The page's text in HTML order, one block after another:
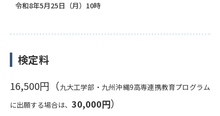
令和8年5月25日（月）10時
検定料
16,500円（九大工学部・九州沖縄9高専連携教育プログラム
に出願する場合は、 30,000円）